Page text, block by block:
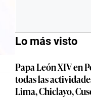
Lo más visto
Papa León XIV en
todas las
Lima, Chiclayo,